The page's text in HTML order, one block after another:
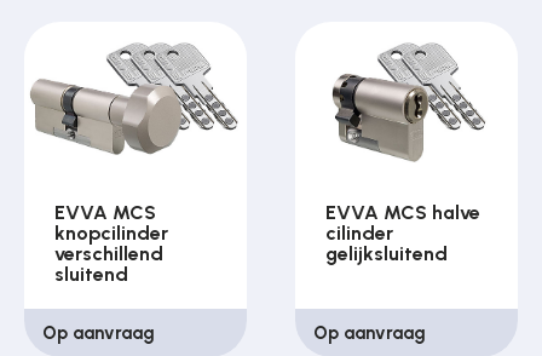
EVVA MCS
knopcilinder
verschillend
sluitend
Op aanvraag
EVVA MCS halve
cilinder
gelijksluitend
Op aanvraag